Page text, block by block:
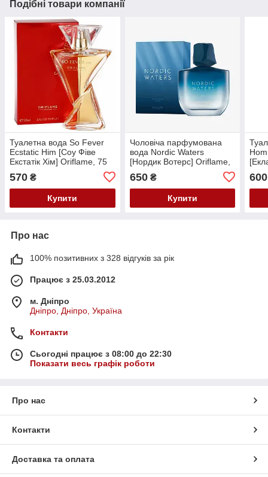
Подібні товари компанії
Туалетна вода So Fever
Ecstatic Him [Соу Фіве
Екстатік Хім] Oriflame, 75
570 ₴
Купити
Чоловіча парфумована
вода Nordic Waters
[Нордик Вотерс] Oriflame,
650₴
Купити
600
Про нас
100% позитивних з 328 відгуків за рік
Працює з 25.03.2012
м. Дніпро
Дніпро, Дніпро, Україна
Контакти
Сьогодні працює з 08:00 до 22:30
Показати весь графік роботи
Про нас
Контакти
Доставка та оплата